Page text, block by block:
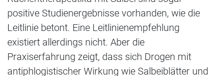
positive Studienergebnisse vorhanden, wie die
Leitlinie betont. Eine Leitlinienempfehlung
existiert allerdings nicht. Aber die
Praxiserfahrung zeigt, dass sich Drogen mit
antiphlogistischer Wirkung wie Salbeiblätter und